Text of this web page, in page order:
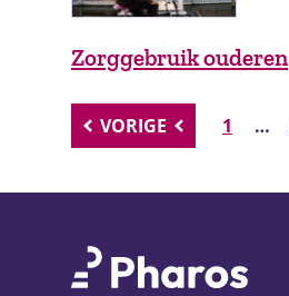
Zorggebruik ouderen
VORIGE 1 …